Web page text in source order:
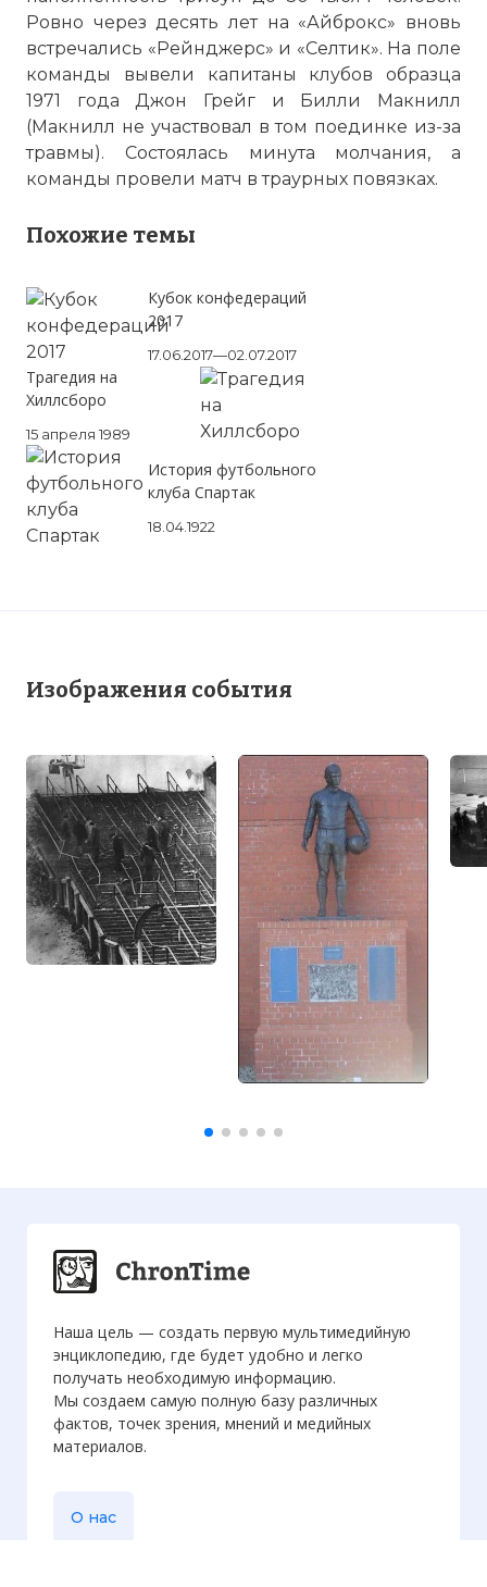
Ровно через десять лет на «Айброкс» вновь
встречались «Рейнджерс» и «Селтик». На поле
команды вывели капитаны клубов образца
1971 года Джон Грейг и Билли Макнилл
(Макнилл не участвовал в том поединке из-за
травмы). Состоялась минута молчания, а
команды провели матч в траурных повязках.
Похожие темы
Кубок конфедераций
2017
17.06.2017—02.07.2017
Трагедия на
Хиллсборо
15 апреля 1989
История футбольного
клуба Спартак
18.04.1922
Изображения события
Наша цель — создать первую мультимедийную
энциклопедию, где будет удобно и легко
получать необходимую информацию.
Мы создаем самую полную базу различных
фактов, точек зрения, мнений и медийных
материалов.
О нас